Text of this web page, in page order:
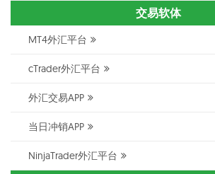
交易软体
MT4外汇平台
cTrader外汇平台
外汇交易APP
当日冲销APP
NinjaTrader外汇平台